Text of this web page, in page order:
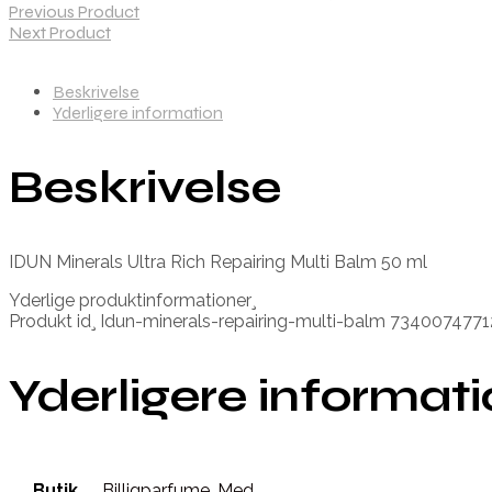
Previous Product
Next Product
Beskrivelse
Yderligere information
Beskrivelse
IDUN Minerals Ultra Rich Repairing Multi Balm 50 ml
Yderlige produktinformationer¸
Produkt id¸ Idun-minerals-repairing-multi-balm
Yderligere